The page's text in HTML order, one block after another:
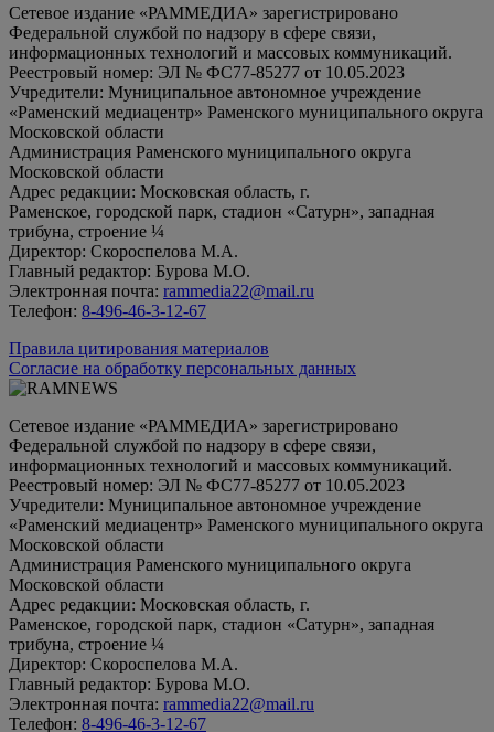
Сетевое издание «РАММЕДИА» зарегистрировано
Федеральной службой по надзору в сфере связи,
информационных технологий и массовых коммуникаций.
Реестровый номер: ЭЛ № ФС77-85277 от 10.05.2023
Учредители: Муниципальное автономное учреждение
«Раменский медиацентр» Раменского муниципального округа
Московской области
Администрация Раменского муниципального округа
Московской области
Адрес редакции: Московская область, г.
Раменское, городской парк, стадион «Сатурн», западная
трибуна, строение ¼
Директор: Скороспелова М.А.
Главный редактор: Бурова М.О.
Электронная почта: rammedia22@mail.ru
Телефон: 8-496-46-3-12-67
Правила цитирования материалов
Согласие на обработку персональных данных
Сетевое издание «РАММЕДИА» зарегистрировано
Федеральной службой по надзору в сфере связи,
информационных технологий и массовых коммуникаций.
Реестровый номер: ЭЛ № ФС77-85277 от 10.05.2023
Учредители: Муниципальное автономное учреждение
«Раменский медиацентр» Раменского муниципального округа
Московской области
Администрация Раменского муниципального округа
Московской области
Адрес редакции: Московская область, г.
Раменское, городской парк, стадион «Сатурн», западная
трибуна, строение ¼
Директор: Скороспелова М.А.
Главный редактор: Бурова М.О.
Электронная почта: rammedia22@mail.ru
Телефон: 8-496-46-3-12-67